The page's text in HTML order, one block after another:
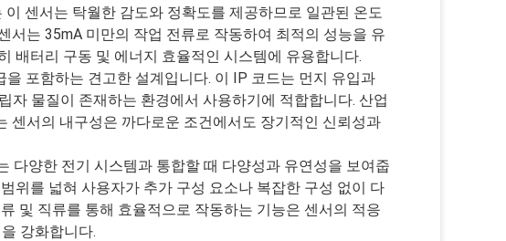
센서는 탁월한 감도와 정확도를 제공하므로 일관된 온도
서는 35mA 미만의 작업 전류로 작동하여 최적의 성능을 유
배터리 구동 및 에너지 효율적인 시스템에 유용합니다.
포함하는 견고한 설계입니다. 이 IP 코드는 먼지 유입과
자 물질이 존재하는 환경에서 사용하기에 적합합니다. 산업
센서의 내구성은 까다로운 조건에서도 장기적인 신뢰성과
다양한 전기 시스템과 통합할 때 다양성과 유연성을 보여줍
위를 넓혀 사용자가 추가 구성 요소나 복잡한 구성 없이 다
및 직류를 통해 효율적으로 작동하는 기능은 센서의 적응
강화합니다.